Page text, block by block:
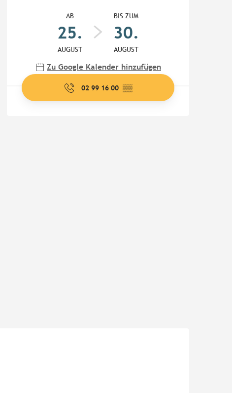
AB
25.
AUGUST
BIS ZUM
30.
AUGUST
Zu Google Kalender hinzufügen
02 99 16 00 ▒▒